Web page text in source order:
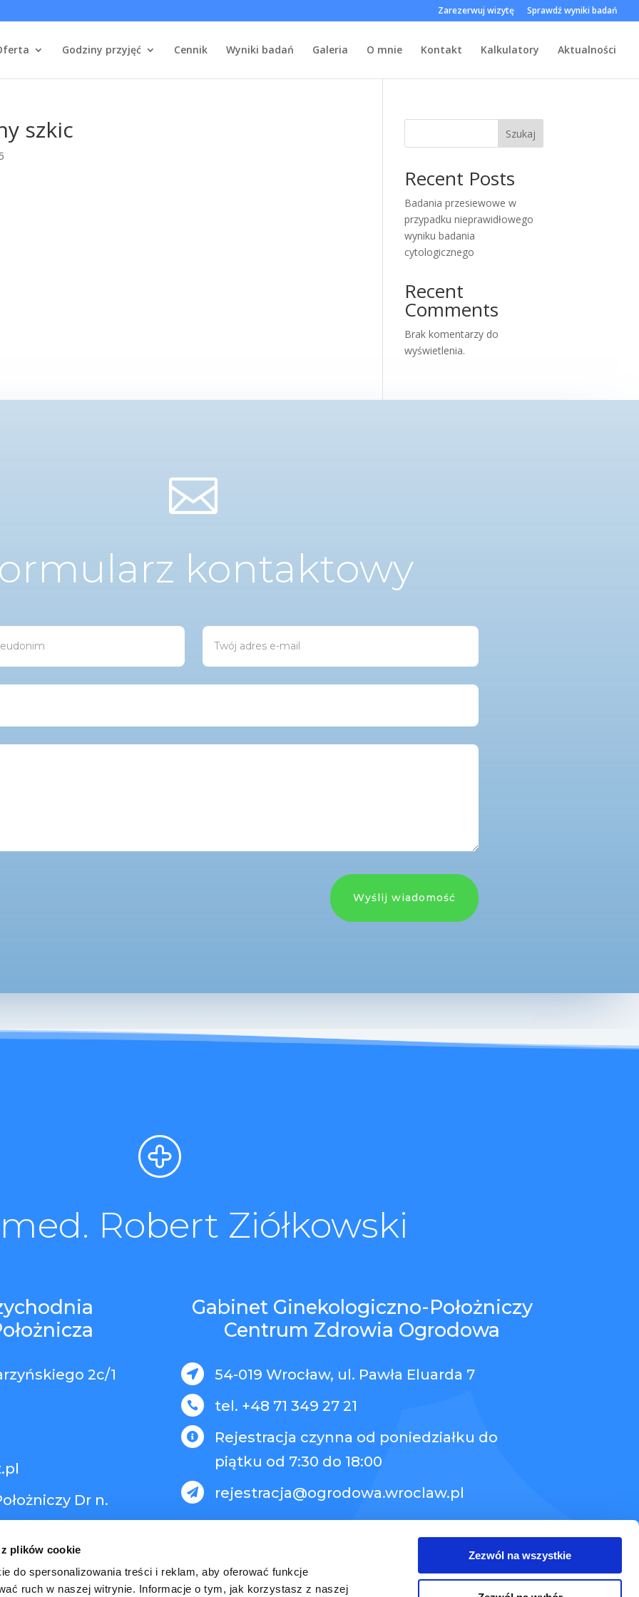
plików cookie
do spersonalizowania treści i reklam, aby oferować funkcje
ruch w naszej witrynie. Informacje o tym, jak korzystasz z naszej
Zezwól na wszystkie
Zarezerwuj wizytę Sprawdź wyniki badań
Godziny przyjęć Cennik Wyniki badań Galeria O mnie Kontakt Kalkulatory Aktualności
szkic Szukaj
Recent Posts
Badania przesiewowe w
przypadku nieprawidłowego
wyniku badania
cytologicznego
Recent
Comments
Brak komentarzy do
wyświetlenia.

kontaktowy
Wyślij wiadomość
Robert Ziółkowski
2c/1
Dr n.
Gabinet Ginekologiczno-Położniczy
Centrum Zdrowia Ogrodowa
 54-019 Wrocław, ul. Pawła Eluarda 7
 tel. +48 71 349 27 21

Rejestracja czynna od poniedziałku do
piątku od 7:30 do 18:00
 rejestracja@ogrodowa.wroclaw.pl